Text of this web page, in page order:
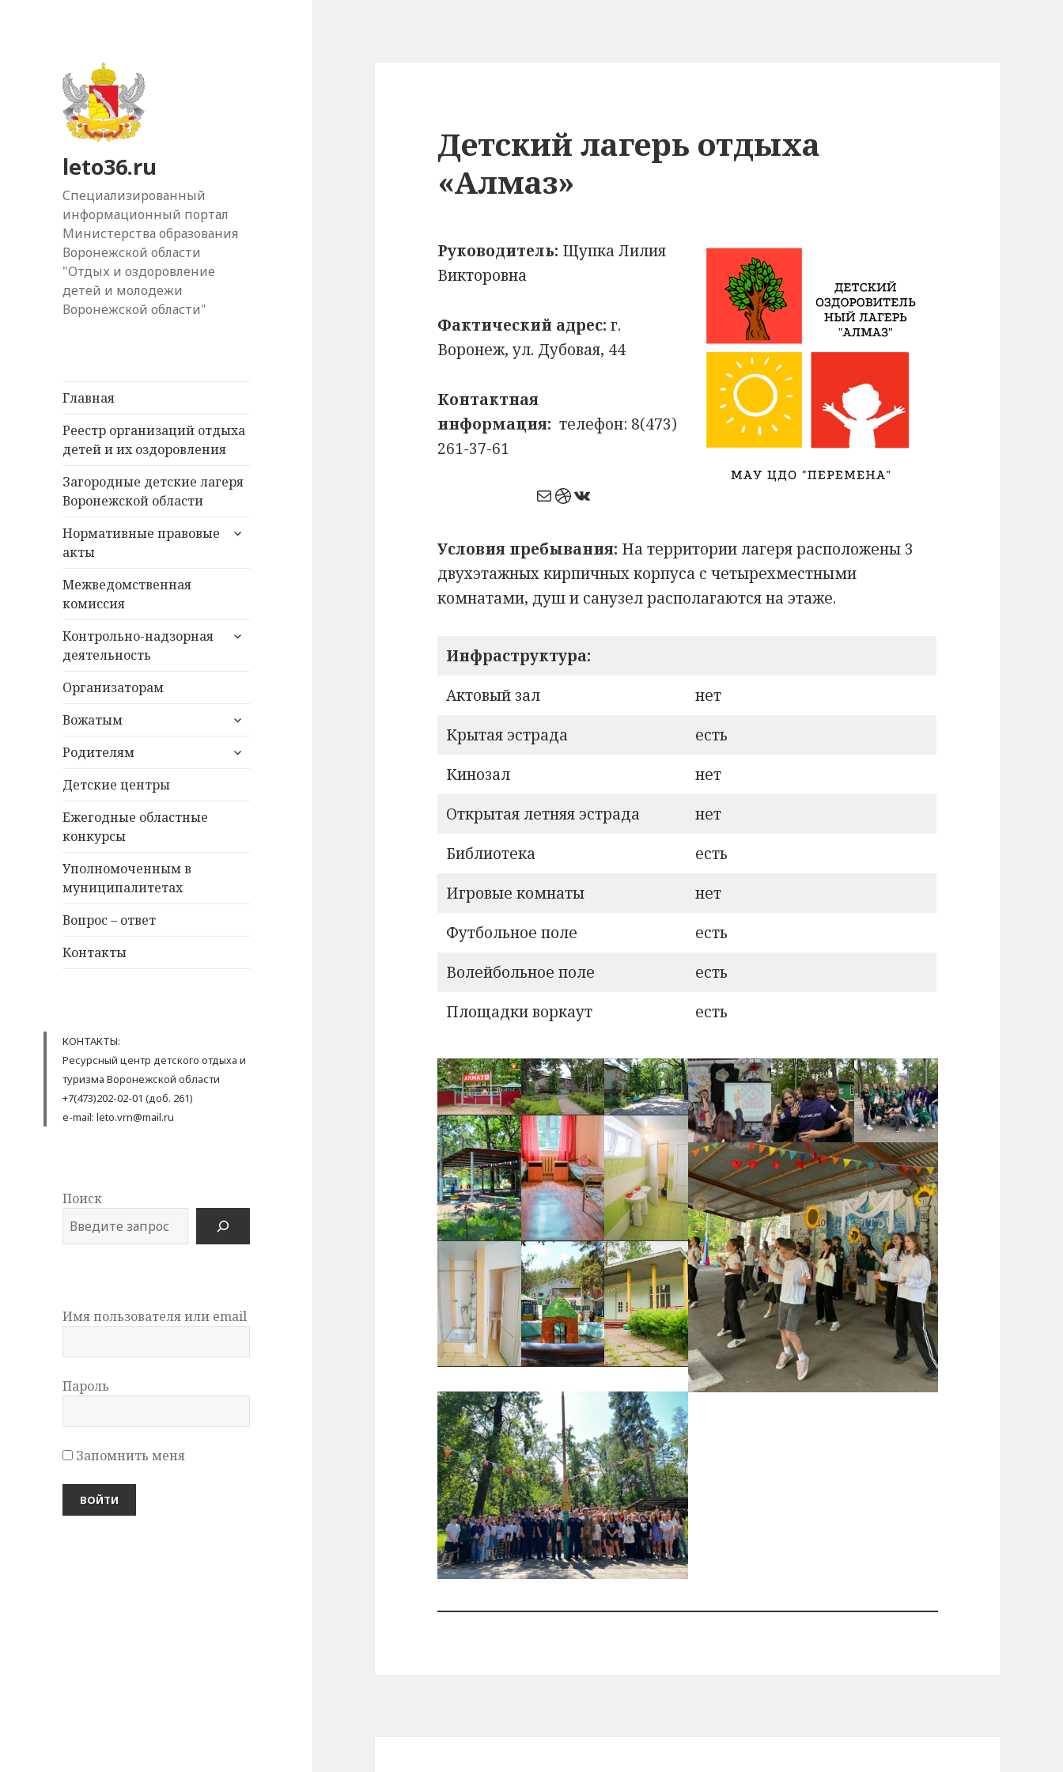
leto36.ru
Специализированный
информационный портал
Министерства образования
Воронежской области
"Отдых и оздоровление
детей и молодежи
Воронежской области"
Главная
Реестр организаций отдыха
детей и их оздоровления
Загородные детские лагеря
Воронежской области
Нормативные правовые
акты
раскрыть
Межведомственная
комиссия
Контрольно-надзорная
деятельность
раскрыть
Организаторам
Вожатым
раскрыть
меню
Родителям
раскрыть
Детские центры
Ежегодные областные
конкурсы
Уполномоченным в
муниципалитетах
Вопрос – ответ
Контакты
КОНТАКТЫ:
Ресурсный центр детского отдыха и
туризма Воронежской области
+7(473)202-02-01 (доб. 261)
e-mail: leto.vrn@mail.ru
Поиск
Имя пользователя или email
Пароль
Запомнить меня
Детский лагерь отдыха
«Алмаз»
Руководитель: Щупка Лилия
Викторовна
Фактический адрес: г.
Воронеж, ул. Дубовая, 44
Контактная
информация: телефон: 8(473)
261-37-61
Почта Dribbble ВКонтакте
Условия пребывания: На территории лагеря расположены 3
двухэтажных кирпичных корпуса с четырехместными
комнатами, душ и санузел располагаются на этаже.
Инфраструктура:
Актовый зал
нет
Крытая эстрада
есть
Кинозал
нет
Открытая летняя эстрада
нет
Библиотека
есть
Игровые комнаты
нет
Футбольное поле
есть
Волейбольное поле
есть
Площадки воркаут
есть